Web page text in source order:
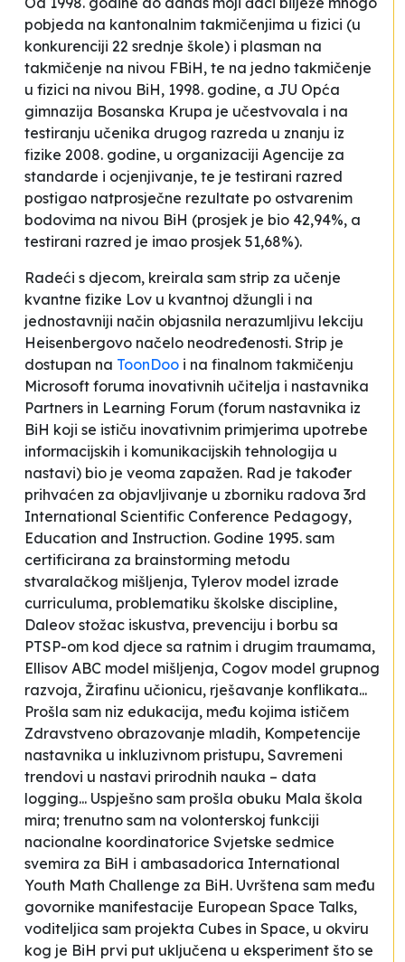
pobjeda na kantonalnim takmičenjima u fizici (u
konkurenciji 22 srednje škole) i plasman na
takmičenje na nivou FBiH, te na jedno takmičenje
u fizici na nivou BiH, 1998. godine, a JU Opća
gimnazija Bosanska Krupa je učestvovala i na
testiranju učenika drugog razreda u znanju iz
fizike 2008. godine, u organizaciji Agencije za
standarde i ocjenjivanje, te je testirani razred
postigao natprosječne rezultate po ostvarenim
bodovima na nivou BiH (prosjek je bio 42,94%, a
testirani razred je imao prosjek 51,68%).
Radeći s djecom, kreirala sam strip za učenje
kvantne fizike Lov u kvantnoj džungli i na
jednostavniji način objasnila nerazumljivu lekciju
Heisenbergovo načelo neodređenosti. Strip je
dostupan na ToonDoo i na finalnom takmičenju
Microsoft foruma inovativnih učitelja i nastavnika
Partners in Learning Forum (forum nastavnika iz
BiH koji se ističu inovativnim primjerima upotrebe
informacijskih i komunikacijskih tehnologija u
nastavi) bio je veoma zapažen. Rad je također
prihvaćen za objavljivanje u zborniku radova 3rd
International Scientific Conference Pedagogy,
Education and Instruction. Godine 1995. sam
certificirana za brainstorming metodu
stvaralačkog mišljenja, Tylerov model izrade
curriculuma, problematiku školske discipline,
Daleov stožac iskustva, prevenciju i borbu sa
PTSP-om kod djece sa ratnim i drugim traumama,
Ellisov ABC model mišljenja, Cogov model grupnog
razvoja, Žirafinu učionicu, rješavanje konflikata...
Prošla sam niz edukacija, među kojima ističem
Zdravstveno obrazovanje mladih, Kompetencije
nastavnika u inkluzivnom pristupu, Savremeni
trendovi u nastavi prirodnih nauka – data
logging... Uspješno sam prošla obuku Mala škola
mira; trenutno sam na volonterskoj funkciji
nacionalne koordinatorice Svjetske sedmice
svemira za BiH i ambasadorica International
Youth Math Challenge za BiH. Uvrštena sam među
govornike manifestacije European Space Talks,
voditeljica sam projekta Cubes in Space, u okviru
kog je BiH prvi put uključena u eksperiment što se